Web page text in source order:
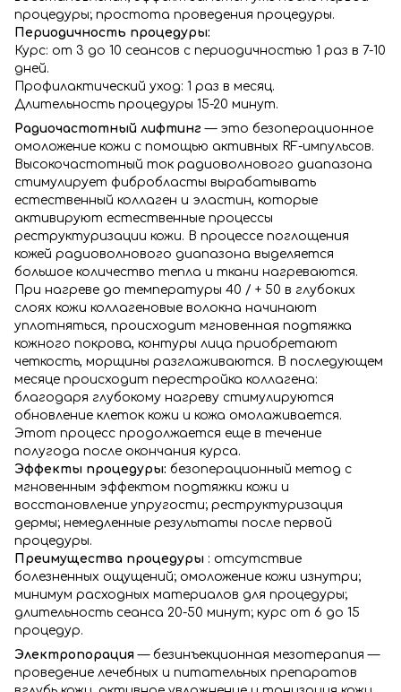
процедуры; простота проведения процедуры.
Периодичность процедуры:
Курс: от 3 до 10 сеансов с периодичностью 1 раз в 7-10
дней.
Профилактический уход: 1 раз в месяц.
Длительность процедуры 15-20 минут.
Радиочастотный лифтинг— это безоперационное
омоложение кожи с помощью активных RF-импульсов.
Высокочастотный ток радиоволнового диапазона
стимулирует фибробласты вырабатывать
естественный коллаген и эластин, которые
активируют естественные процессы
реструктуризации кожи. В процессе поглощения
кожей радиоволнового диапазона выделяется
большое количество тепла и ткани нагреваются.
При нагреве до температуры 40 / + 50 в глубоких
слоях кожи коллагеновые волокна начинают
уплотняться, происходит мгновенная подтяжка
кожного покрова, контуры лица приобретают
четкость, морщины разглаживаются. В последующем
месяце происходит перестройка коллагена:
благодаря глубокому нагреву стимулируются
обновление клеток кожи и кожа омолаживается.
Этот процесс продолжается еще в течение
полугода после окончания курса.
Эффекты процедуры: безоперационный метод с
мгновенным эффектом подтяжки кожи и
восстановление упругости; реструктуризация
дермы; немедленные результаты после первой
процедуры.
Преимущества процедуры : отсутствие
болезненных ощущений; омоложение кожи изнутри;
минимум расходных материалов для процедуры;
длительность сеанса 20-50 минут; курс от 6 до 15
процедур.
Электропорация— безинъекционная мезотерапия —
проведение лечебных и питательных препаратов